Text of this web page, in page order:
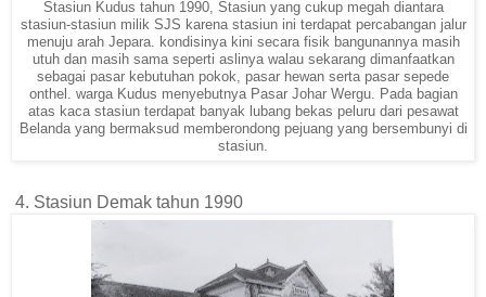
Stasiun Kudus tahun 1990, Stasiun yang cukup megah diantara
stasiun-stasiun milik SJS karena stasiun ini terdapat percabangan jalur
menuju arah Jepara. kondisinya kini secara fisik bangunannya masih
utuh dan masih sama seperti aslinya walau sekarang dimanfaatkan
sebagai pasar kebutuhan pokok, pasar hewan serta pasar sepede
onthel. warga Kudus menyebutnya Pasar Johar Wergu. Pada bagian
atas kaca stasiun terdapat banyak lubang bekas peluru dari pesawat
Belanda yang bermaksud memberondong pejuang yang bersembunyi di
stasiun.
4. Stasiun Demak tahun 1990